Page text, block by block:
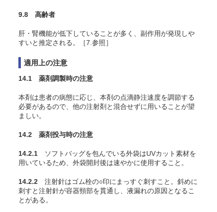
9.8 高齢者
肝・腎機能が低下していることが多く、副作用が発現しや
すいと推定される。［7.参照］
適用上の注意
14.1 薬剤調製時の注意
本剤は患者の病態に応じ、本剤の点滴静注速度を調節する
必要があるので、他の注射剤と混合せずに用いることが望
ましい。
14.2 薬剤投与時の注意
14.2.1 ソフトバッグを包んでいる外袋はUVカット素材を
用いているため、外袋開封後は速やかに使用すること。
14.2.2 注射針はゴム栓の○印にまっすぐ刺すこと。斜めに
刺すと注射針が容器頸部を貫通し、液漏れの原因となるこ
とがある。